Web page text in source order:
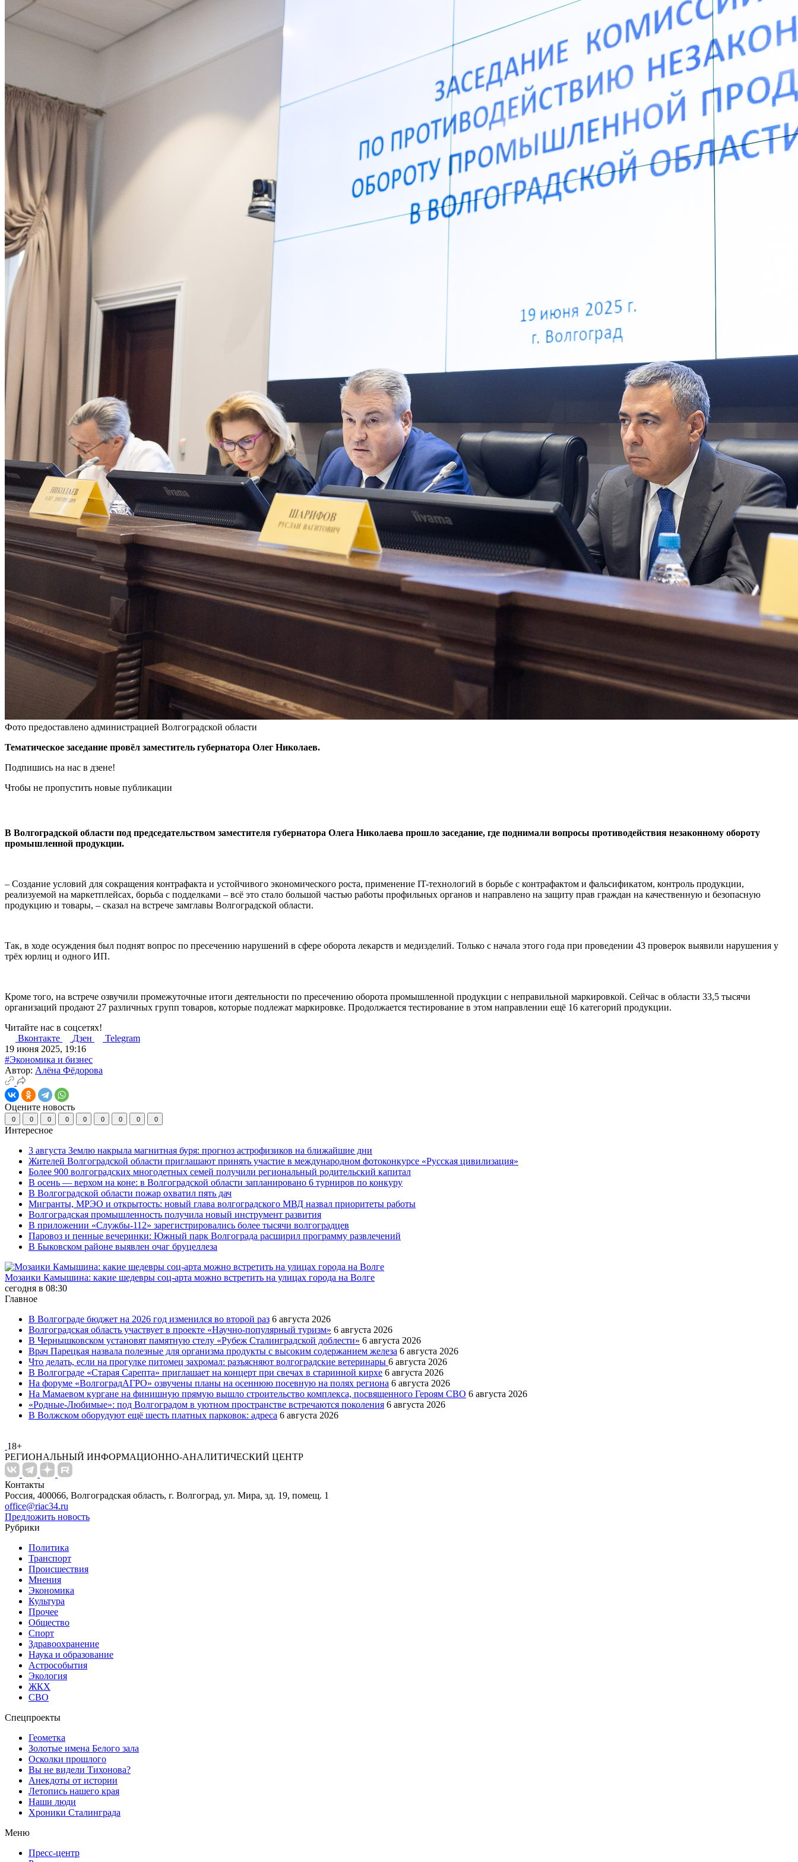
Фото предоставлено администрацией Волгоградской области
Тематическое заседание провёл заместитель губернатора Олег Николаев.
Подпишись на нас в дзене!
Чтобы не пропустить новые публикации
В Волгоградской области под председательством заместителя губернатора Олега Николаева прошло заседание, где поднимали вопросы противодействия незаконному обороту
промышленной продукции.
– Создание условий для сокращения контрафакта и устойчивого экономического роста, применение IT-технологий в борьбе с контрафактом и фальсификатом, контроль продукции,
реализуемой на маркетплейсах, борьба с подделками – всё это стало большой частью работы профильных органов и направлено на защиту прав граждан на качественную и безопасную
продукцию и товары, – сказал на встрече замглавы Волгоградской области.
Так, в ходе осуждения был поднят вопрос по пресечению нарушений в сфере оборота лекарств и медизделий. Только с начала этого года при проведении 43 проверок выявили нарушения у
трёх юрлиц и одного ИП.
Кроме того, на встрече озвучили промежуточные итоги деятельности по пресечению оборота промышленной продукции с неправильной маркировкой. Сейчас в области 33,5 тысячи
организаций продают 27 различных групп товаров, которые подлежат маркировке. Продолжается тестирование в этом направлении ещё 16 категорий продукции.
Читайте нас в соцсетях!
Вконтакте
Дзен
Telegram
19 июня 2025, 19:16
#Экономика и бизнес
Автор: Алёна Фёдорова
Оцените новость
0 0 0 0 0 0 0 0 0
Интересное
3 августа Землю накрыла магнитная буря: прогноз астрофизиков на ближайшие дни
Жителей Волгоградской области приглашают принять участие в международном фотоконкурсе «Русская цивилизация»
Более 900 волгоградских многодетных семей получили региональный родительский капитал
В осень — верхом на коне: в Волгоградской области запланировано 6 турниров по конкуру
В Волгоградской области пожар охватил пять дач
Мигранты, МРЭО и открытость: новый глава волгоградского МВД назвал приоритеты работы
Волгоградская промышленность получила новый инструмент развития
В приложении «Службы-112» зарегистрировались более тысячи волгоградцев
Паровоз и пенные вечеринки: Южный парк Волгограда расширил программу развлечений
В Быковском районе выявлен очаг бруцеллеза
Мозаики Камышина: какие шедевры соц-арта можно встретить на улицах города на Волге
сегодня в 08:30
Главное
В Волгограде бюджет на 2026 год изменился во второй раз 6 августа 2026
Волгоградская область участвует в проекте «Научно-популярный туризм» 6 августа 2026
В Чернышковском установят памятную стелу «Рубеж Сталинградской доблести» 6 августа 2026
Врач Парецкая назвала полезные для организма продукты с высоким содержанием железа 6 августа 2026
Что делать, если на прогулке питомец захромал: разъясняют волгоградские ветеринары 6 августа 2026
В Волгограде «Старая Сарепта» приглашает на концерт при свечах в старинной кирхе 6 августа 2026
На форуме «ВолгоградАГРО» озвучены планы на осеннюю посевную на полях региона 6 августа 2026
На Мамаевом кургане на финишную прямую вышло строительство комплекса, посвященного Героям СВО 6 августа 2026
«Родные-Любимые»: под Волгоградом в уютном пространстве встречаются поколения 6 августа 2026
В Волжском оборудуют ещё шесть платных парковок: адреса 6 августа 2026
18+
РЕГИОНАЛЬНЫЙ ИНФОРМАЦИОННО-АНАЛИТИЧЕСКИЙ ЦЕНТР
Контакты
Россия, 400066, Волгоградская область, г. Волгоград, ул. Мира, зд. 19, помещ. 1
office@riac34.ru
Предложить новость
Рубрики
Политика
Транспорт
Происшествия
Мнения
Экономика
Культура
Прочее
Общество
Спорт
Здравоохранение
Наука и образование
Астрособытия
Экология
ЖКХ
СВО
Спецпроекты
Геометка
Золотые имена Белого зала
Осколки прошлого
Вы не видели Тихонова?
Анекдоты от истории
Летопись нашего края
Наши люди
Хроники Сталинграда
Меню
Пресс-центр